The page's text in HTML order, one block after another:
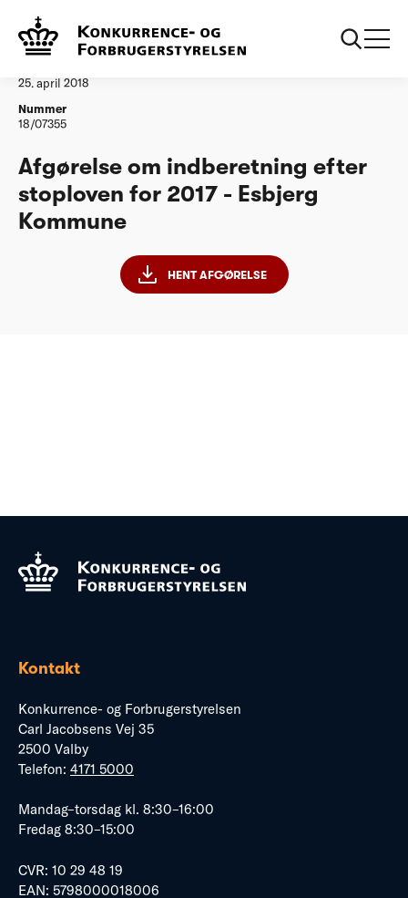
Vandtilsyn
25. april 2018
Nummer
18/07355
Afgørelse om indberetning efter
stoploven for 2017 - Esbjerg
Kommune
HENT AFGØRELSE
Kontakt
Konkurrence- og Forbrugerstyrelsen
Carl Jacobsens Vej 35
2500 Valby
Telefon: 4171 5000
Mandag–torsdag kl. 8:30–16:00
Fredag 8:30–15:00
CVR: 10 29 48 19
EAN: 5798000018006